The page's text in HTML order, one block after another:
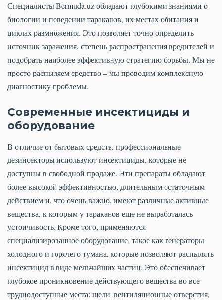
Специалисты Bermuda.uz обладают глубокими знаниями о
биологии и поведении тараканов, их местах обитания и
циклах размножения. Это позволяет точно определить
источник заражения, степень распространения вредителей и
подобрать наиболее эффективную стратегию борьбы. Мы не
просто распыляем средство – мы проводим комплексную
диагностику проблемы.
Современные инсектициды и
оборудование
В отличие от бытовых средств, профессиональные
дезинсекторы используют инсектициды, которые не
доступны в свободной продаже. Эти препараты обладают
более высокой эффективностью, длительным остаточным
действием и, что очень важно, имеют различные активные
вещества, к которым у тараканов еще не выработалась
устойчивость. Кроме того, применяются
специализированное оборудование, такое как генераторы
холодного и горячего тумана, которые позволяют распылять
инсектицид в виде мельчайших частиц. Это обеспечивает
глубокое проникновение действующего вещества во все
труднодоступные места: щели, вентиляционные отверстия,